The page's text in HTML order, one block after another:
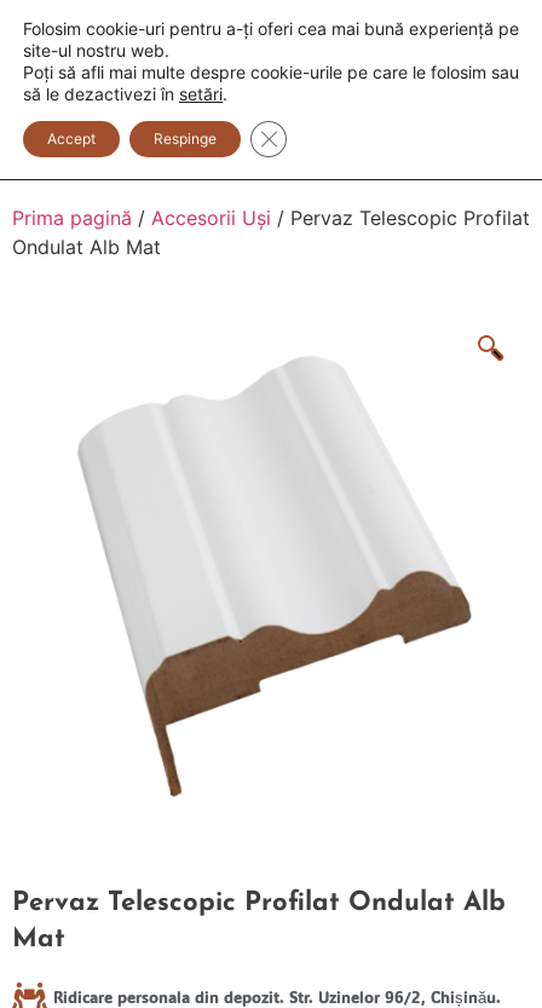
+373 600 888 33 +373 600 888 44
0
Prima pagină / Accesorii Uși / Pervaz Telescopic Profilat
Ondulat Alb Mat
Pervaz Telescopic Profilat Ondulat Alb
Mat
Ridicare personala din depozit. Str. Uzinelor 96/2, Chișinău.
Folosim cookie-uri pentru a-ți oferi cea mai bună experiență pe
site-ul nostru web.
Poți să afli mai multe despre cookie-urile pe care le folosim sau
să le dezactivezi în setări.
Accept Respinge Close GDPR Cookie Banner